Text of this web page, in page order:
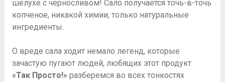
шелухе с черносливом! Сало получается точь-в-точь
копченое, никакой химии, только натуральные
ингредиенты.
О вреде сала ходит немало легенд, которые
зачастую пугают людей, любящих этот продукт.
«Так Просто!»разберемся во всех тонкостях